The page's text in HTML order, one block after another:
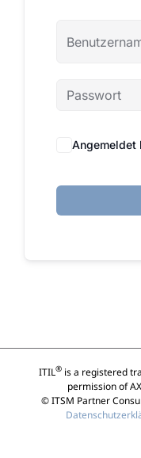
Angemeldet
ITIL®is a registered
permission of
© ITSM Partner